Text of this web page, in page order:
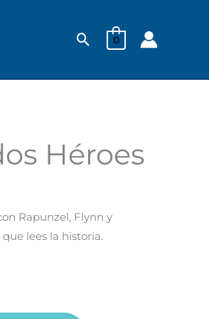
Buscar
0
Héroes
Rapunzel, Flynn y
lees la historia.